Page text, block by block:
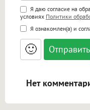
Поддержка
<b>, <strong>,
<small>, <sup>,
<blockquote>,
адреса URL
ссылками, и
Я даю согласие на
условиях Политики
Я ознакомлен(а) и
🙂
Нет